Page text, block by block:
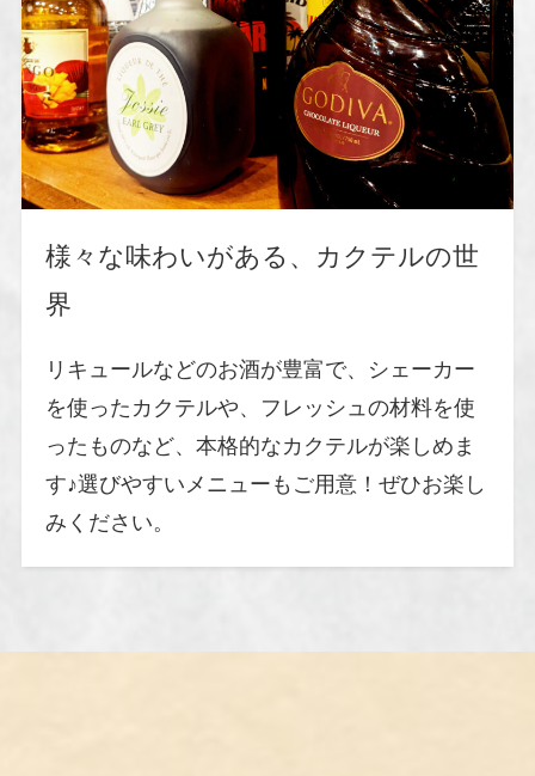
様々な味わいがある、カクテルの世
界
リキュールなどのお酒が豊富で、シェーカー
を使ったカクテルや、フレッシュの材料を使
ったものなど、本格的なカクテルが楽しめま
す♪選びやすいメニューもご用意！ぜひお楽し
みください。